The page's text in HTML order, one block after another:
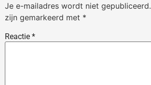
Je e-mailadres wordt niet gepubliceerd.
zijn gemarkeerd met *
Reactie *